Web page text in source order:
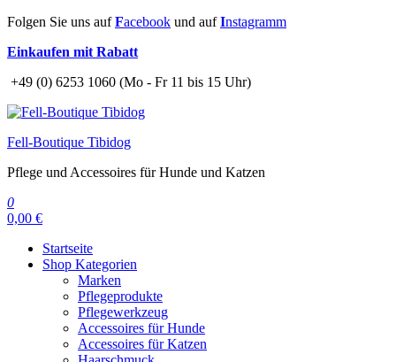
Zum
springen
Folgen Sie uns aufFacebook und aufInstagramm
Einkaufen mit Rabatt
+49 (0) 6253 1060 (Mo - Fr 11 bis 15 Uhr)
Fell-Boutique Tibidog
Pflege und Accessoires für Hunde und Katzen
0
0,00 €
Startseite
Shop Kategorien
Marken
Pflegeprodukte
Pflegewerkzeug
Accessoires für Hunde
Accessoires für Katzen